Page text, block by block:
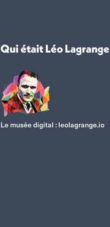
Qui était Léo Lagrange
Le musée digital :leolagrange.io